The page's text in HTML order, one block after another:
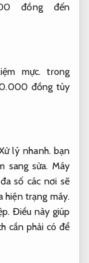
đồng đến
mực. trong
đồng tùy
lý nhanh.bạn
sang sửa. Máy
đa số các nơi sẽ
hiện trạng máy.
Điều này giúp
cần phải có để